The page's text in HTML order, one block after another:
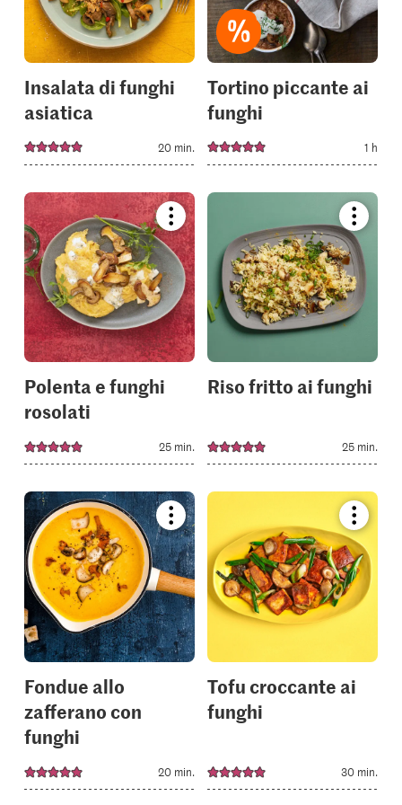
collections.
Insalata di funghi
asiatica
20 min.
Tortino piccante ai
funghi
1 h
Bookmark
recipe
or
add
to
your
collections.
Polenta e funghi
rosolati
25 min.
recipe
or
add
it
to
your
Riso fritto ai funghi
25 min.
Bookmark
recipe
or
add
it
to
your
collections.
Fondue allo
zafferano con
funghi
20 min.
recipe
or
add
it
to
your
Tofu croccante ai
funghi
30 min.